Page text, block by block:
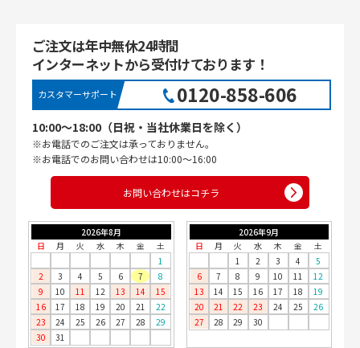
ご注文は年中無休24時間
インターネットから受付けております！
カスタマーサポート 0120-858-606
10:00〜18:00（日祝・当社休業日を除く）
※お電話でのご注文は承っておりません。
※お電話でのお問い合わせは10:00〜16:00
お問い合わせはコチラ
2026年8月
日
月 火 水 木 金
土
1
2
3 4 5 6 7
8
9
10 11 12 13 14
15
16
17 18 19 20 21
22
23
24 25 26 27 28
29
30
31
2026年9月
日
月 火 水 木 金
土
1
2 3 4
5
6
7 8 9 10 11
12
13
14 15 16 17 18
19
20
21 22 23 24 25
26
27
28 29 30